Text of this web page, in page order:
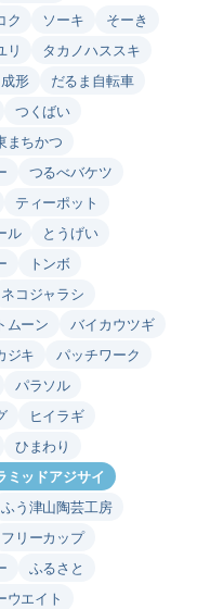
ク ソーキ
そーき
リ
タカノハススキ
形
だるま自転車
つくばい
まちかつ
つるべバケツ
ティーポット
ル
とうげい
トンボ
ネコジャラシ
ムーン
バイカウツギ
ジキ
パッチワーク
パラソル
ヒイラギ
ひまわり
ミッドアジサイ
ふう津山陶芸工房
フリーカップ
ふるさと
ウエイト